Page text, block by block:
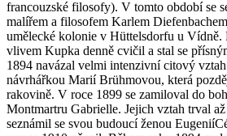
francouzské filosofy). V tomto období se
malířem a filosofem Karlem
umělecké kolonie v Hüttelsdorfu u
vlivem Kupka denně cvičil a stal se
1894 navázal velmi intenzivní citový
návrhářkou Marií Brühmovou, která
rakovině. V roce 1899 se zamiloval do
Montmartru Gabrielle. Jejich vztah trval
seznámil se svou budoucí ženou